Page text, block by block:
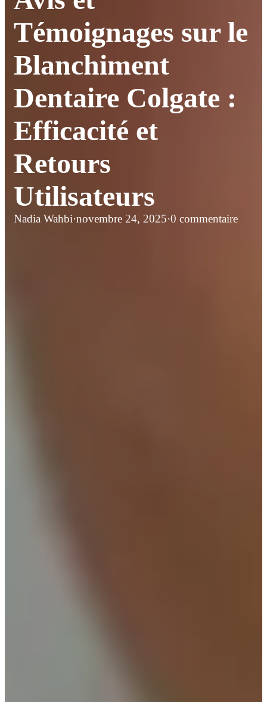
Témoignages sur le
Blanchiment
Dentaire Colgate :
Efficacité et
Retours
Utilisateurs
Nadia Wahbi·novembre 24, 2025·0 commentaire